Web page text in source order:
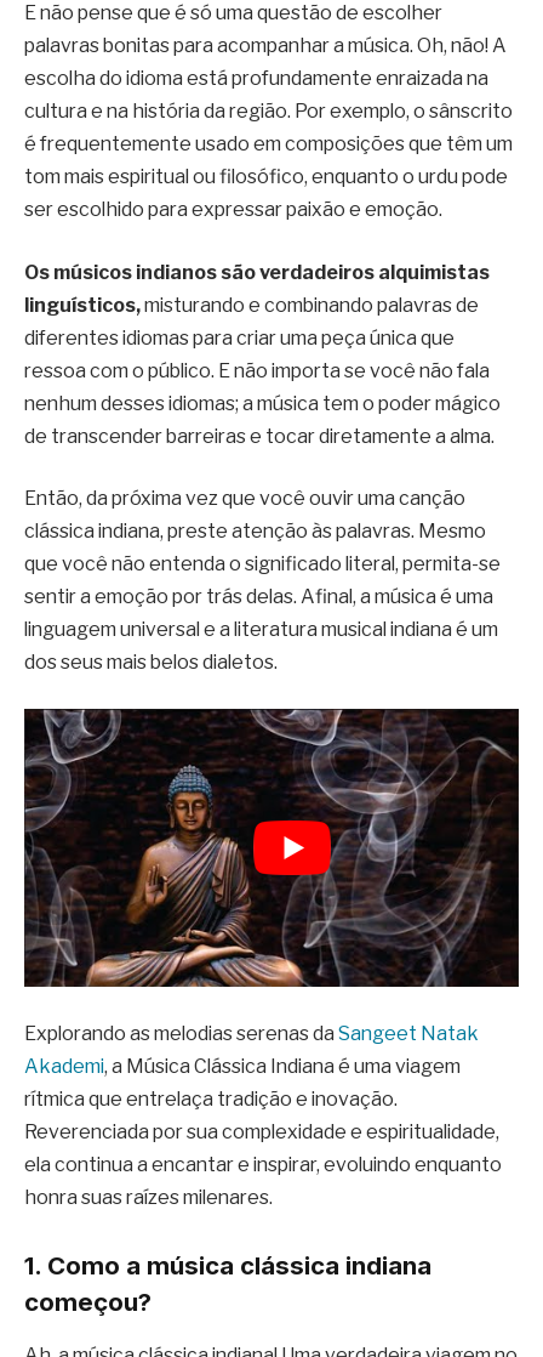
E não pense que é só uma questão de escolher
palavras bonitas para acompanhar a música. Oh, não! A
escolha do idioma está profundamente enraizada na
cultura e na história da região. Por exemplo, o sânscrito
é frequentemente usado em composições que têm um
tom mais espiritual ou filosófico, enquanto o urdu pode
ser escolhido para expressar paixão e emoção.
Os músicos indianos são verdadeiros alquimistas
linguísticos,misturando e combinando palavras de
diferentes idiomas para criar uma peça única que
ressoa com o público. E não importa se você não fala
nenhum desses idiomas; a música tem o poder mágico
de transcender barreiras e tocar diretamente a alma.
Então, da próxima vez que você ouvir uma canção
clássica indiana, preste atenção às palavras. Mesmo
que você não entenda o significado literal, permita-se
sentir a emoção por trás delas. Afinal, a música é uma
linguagem universal e a literatura musical indiana é um
dos seus mais belos dialetos.
Explorando as melodias serenas da Sangeet Natak
Akademi, a Música Clássica Indiana é uma viagem
rítmica que entrelaça tradição e inovação.
Reverenciada por sua complexidade e espiritualidade,
ela continua a encantar e inspirar, evoluindo enquanto
honra suas raízes milenares.
1. Como a música clássica indiana
começou?